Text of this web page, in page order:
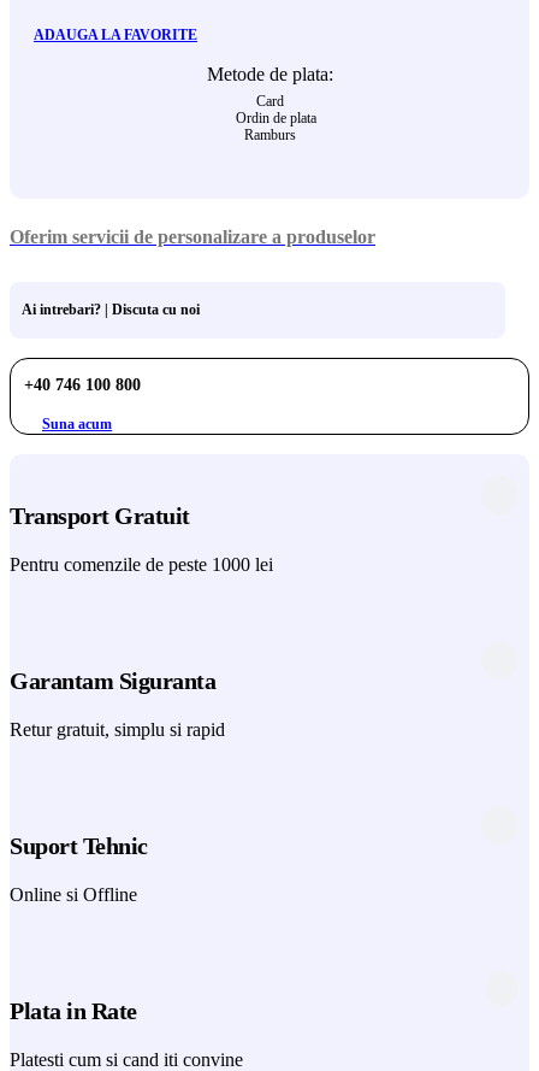
ADAUGA LA FAVORITE
Metode de plata:
Card
Ordin de plata
Ramburs
Oferim servicii de personalizare a produselor
Ai intrebari? | Discuta cu noi
+40 746 100 800
Suna acum
Transport Gratuit
Pentru comenzile de peste 1000 lei
Garantam Siguranta
Retur gratuit, simplu si rapid
Suport Tehnic
Online si Offline
Plata in Rate
Platesti cum si cand iti convine